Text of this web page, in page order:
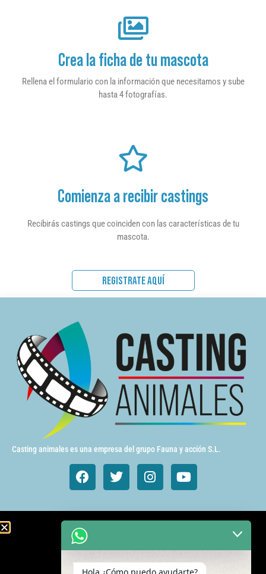
Crea la ficha de tu mascota
Rellena el formulario con la información que necesitamos y sube
hasta 4 fotografías.
Comienza a recibir castings
Recibirás castings que coinciden con las características de tu
mascota.
REGISTRATE AQUÍ
Casting animales es una empresa del grupo Fauna y acción S.L.
Animales de cine y TV